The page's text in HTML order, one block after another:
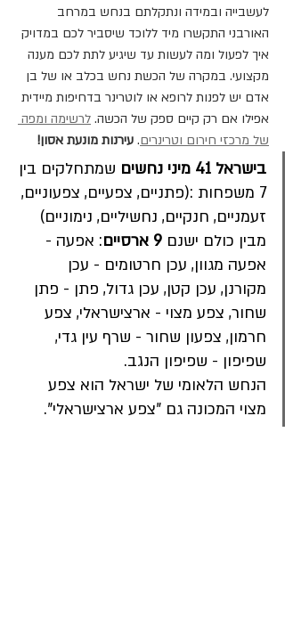
לעשבייה ובמידה ונתקלתם בנחש במרחב
האורבני התקשרו מיד ללוכד שיסביר לכם במדויק
איך לפעול ומה לעשות עד שיגיע לתת לכם מענה
מקצועי. במקרה של הכשת נחש בכלב או של בן
אדם יש לפנות לרופא או לוטרינר בדחיפות מיידית
אפילו אם רק קיים ספק של הכשה. לרשימה ומפה
של מרכזי חירום וטרינרים. עירנות מונעת אסון!
בישראל 41 מיני נחשים
שמתחלקים בין
7 משפחות :(פתניים, צפעיים, צפעוניים,
זעמניים, חנקיים, נחשיליים, נימוניים)
מבין כולם ישנם 9 ארסיים
: אפעה -
אפעה מגוון, עכן חרטומים - עכן
מקורנן, עכן קטן, עכן גדול, פתן - פתן
שחור, צפע מצוי - ארצישראלי, צפע
חרמון, צפעון שחור - שרף עין גדי,
שפיפון - שפיפון הנגב.
הנחש הלאומי של ישראל הוא צפע
מצוי המכונה גם "צפע ארצישראלי".